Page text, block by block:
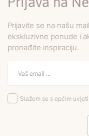
Prijavite se na našu
ekskluzivne ponude i
pronađite inspiraciju.
Slažem se s općim